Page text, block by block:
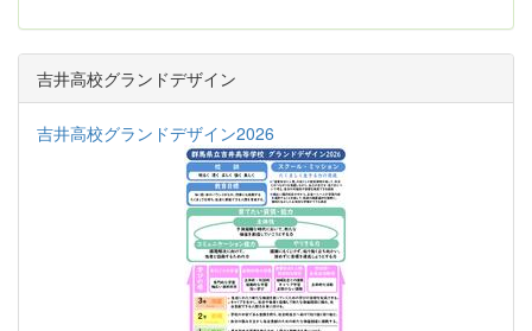
吉井高校グランドデザイン
吉井高校グランドデザイン2026